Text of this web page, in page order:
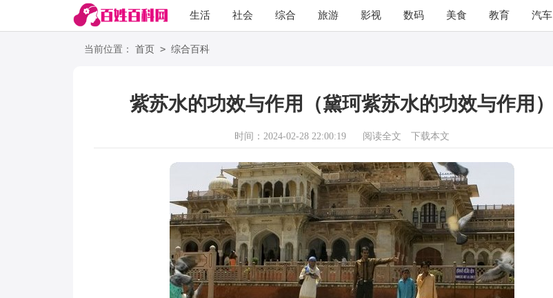
生活 社会 综合 旅游 影视 数码 美食 教育 汽车
当前位置： 首页 > 综合百科
紫苏水的功效与作用（黛珂紫苏水的功效与作用）
时间：2024-02-28 22:00:19 阅读全文 下载本文